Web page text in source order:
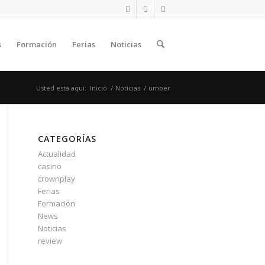
Formación Ferias Noticias
Usted está aquí: Inicio / Noticias / umber
CATEGORÍAS
Actualidad
casino
crownplay
Ferias
Formación
News
Noticias
review